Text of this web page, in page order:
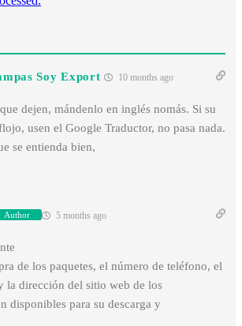
Soy Export 10 months ago
dejen, mándenlo en inglés nomás. Si su
usen el Google Traductor, no pasa nada.
se entienda bien,
Author 5 months ago
de los paquetes, el número de teléfono, el
la dirección del sitio web de los
disponibles para su descarga y